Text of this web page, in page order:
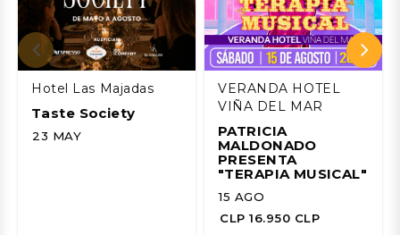
Hotel Las Majadas
Taste Society
23 MAY
VERANDA HOTEL
VIÑA DEL MAR
PATRICIA
MALDONADO
PRESENTA
"TERAPIA MUSICAL"
15 AGO
CLP 16.950 CLP